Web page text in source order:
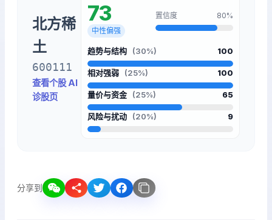
北方稀
土
600111
查看个股 AI
诊股页
73
中性偏强
置信度 80%
趋势与结构 (30%) 100
相对强弱 (25%) 100
量价与资金 (25%) 65
风险与扰动 (20%) 9
分享到